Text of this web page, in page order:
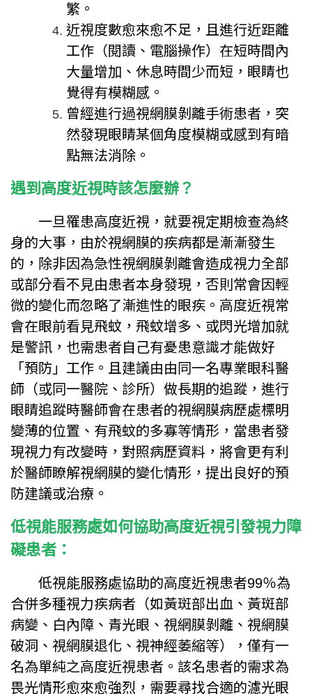
繁。
近視度數愈來愈不足，且進行近距離
工作（閱讀、電腦操作）在短時間內
大量增加、休息時間少而短，眼睛也
覺得有模糊感。
曾經進行過視網膜剝離手術患者，突
然發現眼睛某個角度模糊或感到有暗
點無法消除。
遇到高度近視時該怎麼辦？
一旦罹患高度近視，就要視定期檢查為終
身的大事，由於視網膜的疾病都是漸漸發生
的，除非因為急性視網膜剝離會造成視力全部
或部分看不見由患者本身發現，否則常會因輕
微的變化而忽略了漸進性的眼疾。高度近視常
會在眼前看見飛蚊，飛蚊增多、或閃光增加就
是警訊，也需患者自己有憂患意識才能做好
「預防」工作。且建議由由同一名專業眼科醫
師（或同一醫院、診所）做長期的追蹤，進行
眼睛追蹤時醫師會在患者的視網膜病歷處標明
變薄的位置、有飛蚊的多寡等情形，當患者發
現視力有改變時，對照病歷資料，將會更有利
於醫師瞭解視網膜的變化情形，提出良好的預
防建議或治療。
低視能服務處如何協助高度近視引發視力障
礙患者：
低視能服務處協助的高度近視患者99％為
合併多種視力疾病者（如黃斑部出血、黃斑部
病變、白內障、青光眼、視網膜剝離、視網膜
破洞、視網膜退化、視神經萎縮等），僅有一
名為單純之高度近視患者。該名患者的需求為
畏光情形愈來愈強烈，需要尋找合適的濾光眼